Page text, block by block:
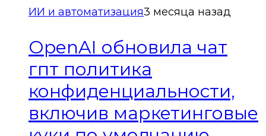
ИИ и автоматизация3 месяца назад
OpenAI обновила чат
гпт политика
конфиденциальности,
включив маркетинговые